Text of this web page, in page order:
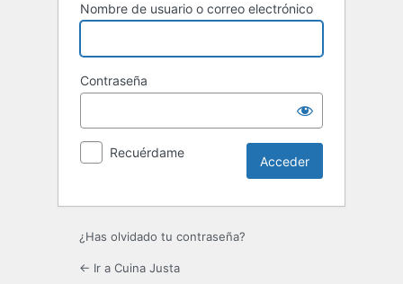
Nombre de usuario o correo electrónico
Contraseña
Recuérdame
¿Has olvidado tu contraseña?
← Ir a Cuina Justa